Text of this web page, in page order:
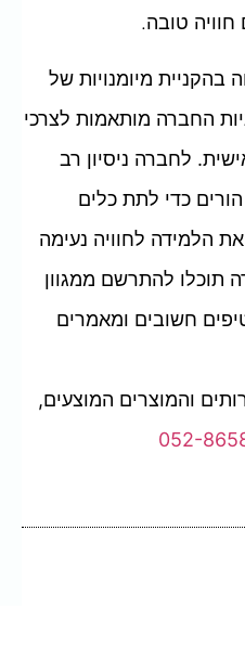
טובה.
מיומנויות של
החברה מותאמות לצרכי
לחברה ניסיון רב
הורים כדי לתת כלים
הלמידה לחוויה נעימה
תוכלו להתרשם ממגוון
חשובים ומאמרים
והמוצרים המוצעים,
052-